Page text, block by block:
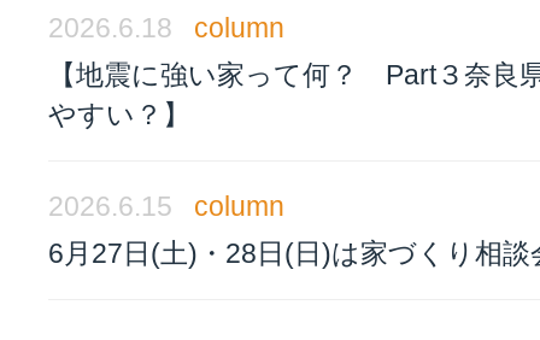
2026.6.18
column
【地震に強い家って何？ Part３奈良
やすい？】
2026.6.15
column
6月27日(土)・28日(日)は家づくり相談